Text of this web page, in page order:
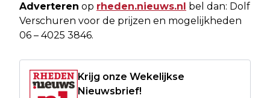
Adverteren op rheden.nieuws.nl bel dan: Dolf
Verschuren voor de prijzen en mogelijkheden
06 – 4025 3846.
Krijg onze Wekelijkse
Nieuwsbrief!